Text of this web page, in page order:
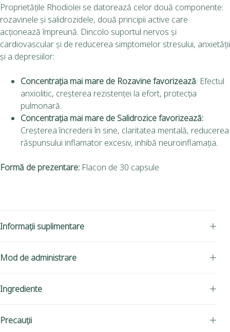
Proprietățile Rhodiolei se datorează celor două componente:
rozavinele și salidrozidele, două principii active care
acționează împreună. Dincolo suportul nervos și
cardiovascular și de reducerea simptomelor stresului, anxietății
și a depresiilor:
Concentrația mai mare de Rozavine favorizează: Efectul
anxiolitic, creșterea rezistenței la efort, protecția
pulmonară.
Concentrația mai mare de Salidrozice favorizează:
Creșterea încrederii în sine, claritatea mentală, reducerea
răspunsului inflamator excesiv, inhibă neuroinflamația.
Formă de prezentare: Flacon de 30 capsule
Informații suplimentare
Mod de administrare
Ingrediente
Precauții